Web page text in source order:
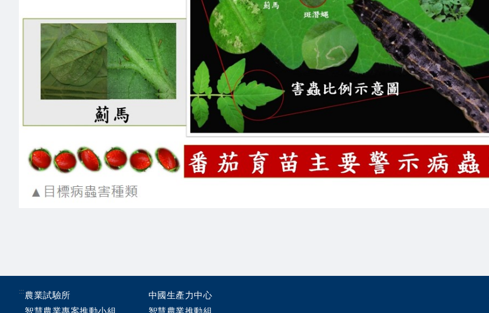
:::農業試驗所
智慧農業專案推動小組
中國生產力中心
智慧農業推動組